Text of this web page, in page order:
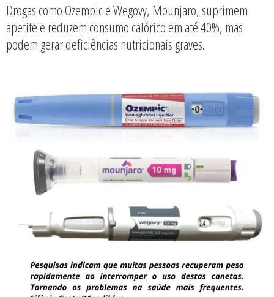
Drogas como Ozempic e Wegovy, Mounjaro, suprimem
apetite e reduzem consumo calórico em até 40%, mas
podem gerar deficiências nutricionais graves.